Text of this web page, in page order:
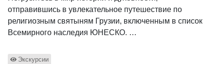
отправившись в увлекательное путешествие по
религиозным святыням Грузии, включенным в список
Всемирного наследия ЮНЕСКО. …
Экскурсии